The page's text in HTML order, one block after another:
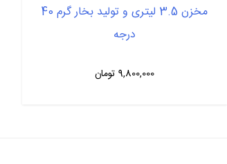
مخزن 3.5 لیتری و تولید بخار گرم 40
درجه
9,800,000 تومان